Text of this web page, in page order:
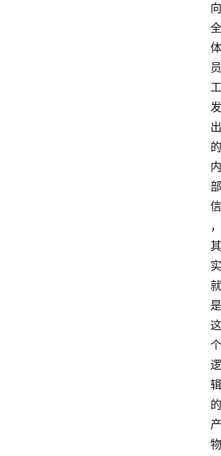
向
全
体
员
工
发
出
的
内
部
信
，
其
实
就
是
这
个
逻
辑
的
产
物